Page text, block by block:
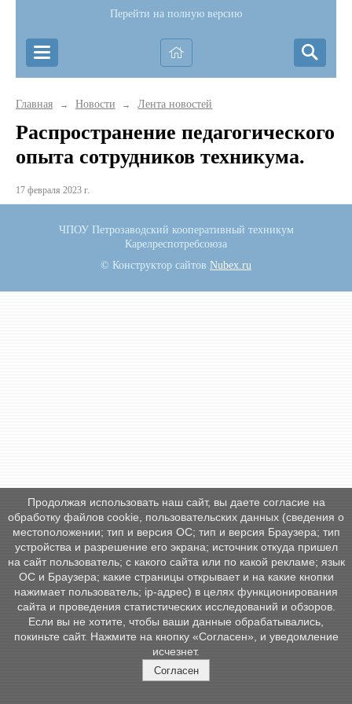
Перейти на полную версию
Главная → Новости → Лента новостей
Распространение педагогического
опыта сотрудников техникума.
17 февраля 2023 г.
ЧПОУ Петрозаводский кооперативный техникум
Карелреспотребсоюза
© Конструктор сайтов Nubex.ru
Продолжая использовать наш сайт, вы даете согласие на
обработку файлов cookie, пользовательских данных (сведения о
местоположении; тип и версия ОС; тип и версия Браузера; тип
устройства и разрешение его экрана; источник откуда пришел
на сайт пользователь; с какого сайта или по какой рекламе; язык
ОС и Браузера; какие страницы открывает и на какие кнопки
нажимает пользователь; ip-адрес) в целях функционирования
сайта и проведения статистических исследований и обзоров.
Если вы не хотите, чтобы ваши данные обрабатывались,
покиньте сайт. Нажмите на кнопку «Согласен», и уведомление
исчезнет.
Согласен